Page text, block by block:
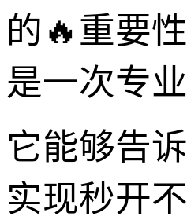
的🔥重要
是一次专
它能够告
实现秒开